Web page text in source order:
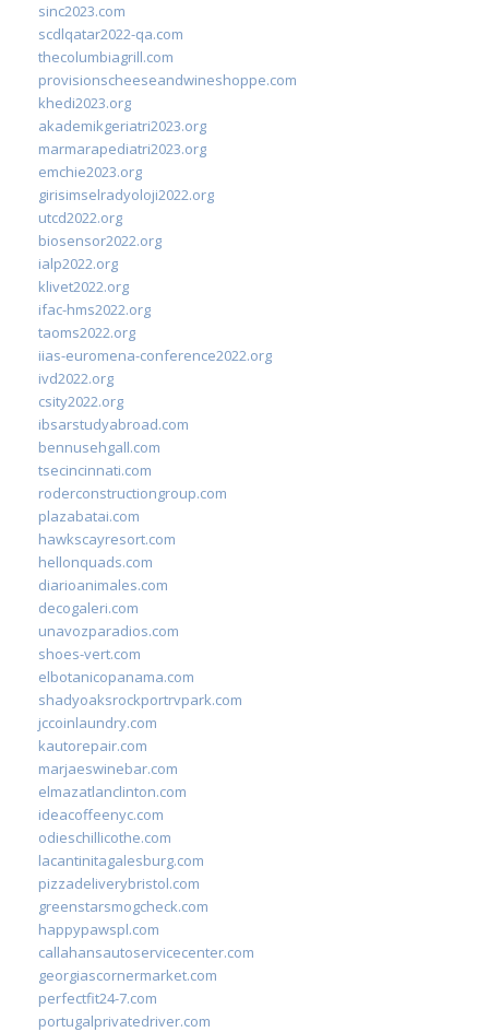
sinc2023.com
scdlqatar2022-qa.com
thecolumbiagrill.com
provisionscheeseandwineshoppe.com
khedi2023.org
akademikgeriatri2023.org
marmarapediatri2023.org
emchie2023.org
girisimselradyoloji2022.org
utcd2022.org
biosensor2022.org
ialp2022.org
klivet2022.org
ifac-hms2022.org
taoms2022.org
iias-euromena-conference2022.org
ivd2022.org
csity2022.org
ibsarstudyabroad.com
bennusehgall.com
tsecincinnati.com
roderconstructiongroup.com
plazabatai.com
hawkscayresort.com
hellonquads.com
diarioanimales.com
decogaleri.com
unavozparadios.com
shoes-vert.com
elbotanicopanama.com
shadyoaksrockportrvpark.com
jccoinlaundry.com
kautorepair.com
marjaeswinebar.com
elmazatlanclinton.com
ideacoffeenyc.com
odieschillicothe.com
lacantinitagalesburg.com
pizzadeliverybristol.com
greenstarsmogcheck.com
happypawspl.com
callahansautoservicecenter.com
georgiascornermarket.com
perfectfit24-7.com
portugalprivatedriver.com